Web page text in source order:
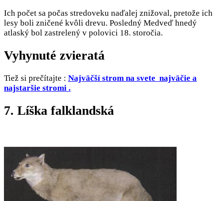
Ich počet sa počas stredoveku naďalej znižoval, pretože ich
lesy boli zničené kvôli drevu. Posledný Medveď hnedý
atlaský bol zastrelený v polovici 18. storočia.
Vyhynuté zvieratá
Tiež si prečítajte : Najväčší strom na svete najväčie a
najstaršie stromi .
7. Líška falklandská